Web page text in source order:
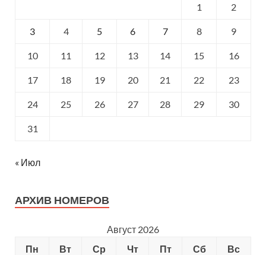
1 2
3 4 5 6 7 8 9
10 11 12 13 14 15 16
17 18 19 20 21 22 23
24 25 26 27 28 29 30
31
« Июл
АРХИВ НОМЕРОВ
Август 2026
Пн
Вт Ср Чт Пт Сб
Вс